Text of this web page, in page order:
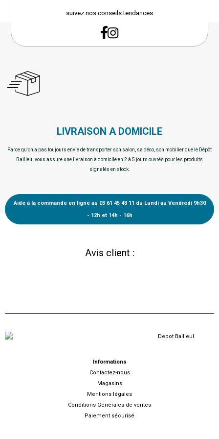
suivez nos conseils tendances
LIVRAISON A DOMICILE
Parce qu'on a pas toujours envie de transporter son salon, sa déco, son mobilier que le Dépôt
Bailleul vous assure une livraison à domicile en 2 à 5 jours ouvrés pour les produits
signalés en stock.
Aide à la commande en ligne au 03 61 45 43 11 du Lundi au Vendredi 9h30
- 12h et 14h - 16h
Avis client :
Informations
Contactez-nous
Magasins
Mentions légales
Conditions Générales de ventes
Paiement sécurisé